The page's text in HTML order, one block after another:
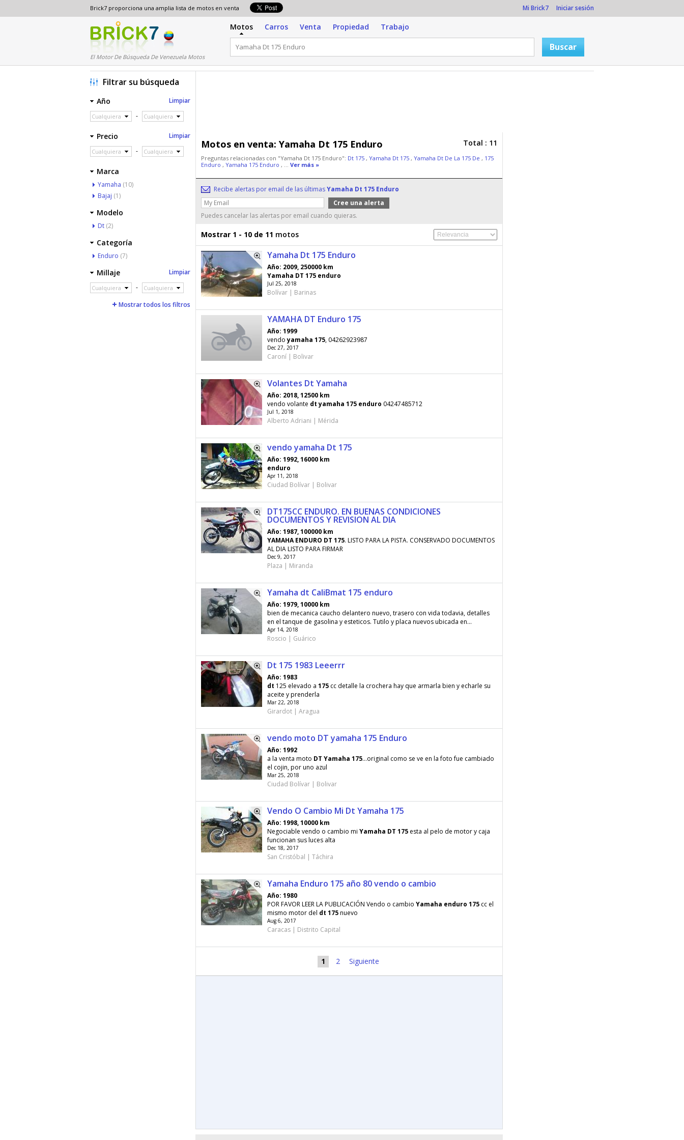
Brick7 proporciona una amplia lista de motos en venta Mi Brick7 Iniciar sesión
El Motor De Búsqueda De Venezuela Motos
Motos Carros Venta Propiedad Trabajo
Motos en venta: Yamaha Dt 175 Enduro Total : 11
Preguntas relacionadas con "Yamaha Dt 175 Enduro": Dt 175 , Yamaha Dt 175 , Yamaha Dt De La 175 De , 175
Enduro , Yamaha 175 Enduro , ... Ver más »
Recibe alertas por email de las últimasYamaha Dt 175 Enduro
Puedes cancelar las alertas por email cuando quieras.
Mostrar 1 - 10 de 11 motos
Yamaha Dt 175 Enduro
Año: 2009, 250000 km
Yamaha DT 175 enduro
Jul 25, 2018
Bolívar | Barinas
YAMAHA DT Enduro 175
Año: 1999
vendoyamaha 175, 04262923987
Dec 27, 2017
Caroní | Bolivar
Volantes Dt Yamaha
Año: 2018, 12500 km
vendo volante dt yamaha 175 enduro 04247485712
Jul 1, 2018
Alberto Adriani | Mérida
vendo yamaha Dt 175
Año: 1992, 16000 km
enduro
Apr 11, 2018
Ciudad Bolívar | Bolivar
DT175CC ENDURO. EN BUENAS CONDICIONES
DOCUMENTOS Y REVISION AL DIA
Año: 1987, 100000 km
YAMAHA ENDURO DT 175. LISTO PARA LA PISTA. CONSERVADO DOCUMENTOS
AL DIA LISTO PARA FIRMAR
Dec 9, 2017
Plaza | Miranda
Yamaha dt CaliBmat 175 enduro
Año: 1979, 10000 km
bien de mecanica caucho delantero nuevo, trasero con vida todavia, detalles
en el tanque de gasolina y esteticos. Tutilo y placa nuevos ubicada en...
Apr 14, 2018
Roscio | Guárico
Dt 175 1983 Leeerrr
Año: 1983
dt 125 elevado a 175 cc detalle la crochera hay que armarla bien y echarle su
aceite y prenderla
Mar 22, 2018
Girardot | Aragua
vendo moto DT yamaha 175 Enduro
Año: 1992
a la venta moto DT Yamaha 175...original como se ve en la foto fue cambiado
el cojin, por uno azul
Mar 25, 2018
Ciudad Bolívar | Bolivar
Vendo O Cambio Mi Dt Yamaha 175
Año: 1998, 10000 km
Negociable vendo o cambio mi Yamaha DT 175 esta al pelo de motor y caja
funcionan sus luces alta
Dec 18, 2017
San Cristóbal | Táchira
Yamaha Enduro 175 año 80 vendo o cambio
Año: 1980
POR FAVOR LEER LA PUBLICACIÓN Vendo o cambio Yamaha enduro 175 cc el
mismo motor del dt 175nuevo
Aug 6, 2017
Caracas | Distrito Capital
1 2 Siguiente
Filtrar su búsqueda
Año Limpiar
Cualquiera - Cualquiera
Precio Limpiar
Cualquiera - Cualquiera
Marca
Yamaha (10)
Bajaj (1)
Modelo
Dt (2)
Categoría
Enduro (7)
Millaje Limpiar
Cualquiera - Cualquiera
Mostrar todos los filtros